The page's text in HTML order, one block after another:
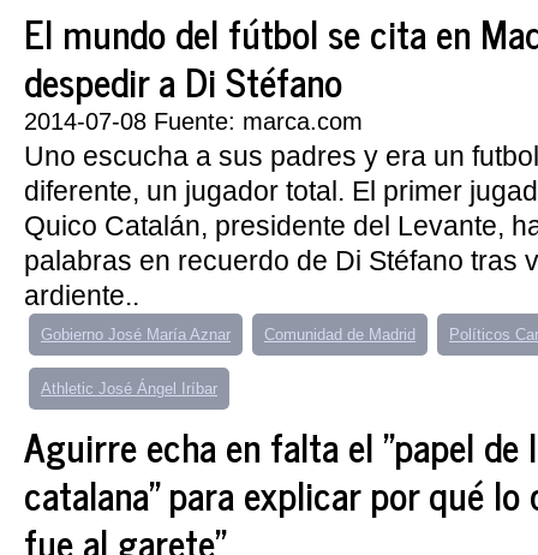
El mundo del fútbol se cita en
despedir a Di Stéfano
2014-07-08 Fuente: marca.com
Uno escucha a sus padres y era un
diferente, un jugador total. El primer
Quico Catalán, presidente del Levante,
palabras en recuerdo de Di Stéfano tras
ardiente..
Gobierno José María Aznar Comunidad de Madrid Políticos
Athletic José Ángel Iríbar
Aguirre echa en falta el "papel de
catalana" para explicar por qué lo
fue al garete"